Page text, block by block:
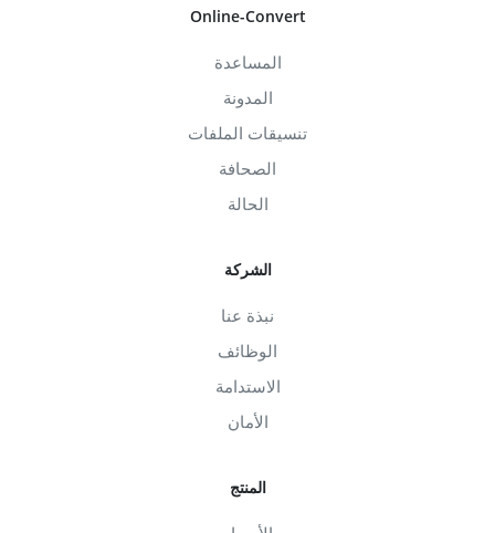
Online-Convert
المساعدة
المدونة
تنسيقات الملفات
الصحافة
الحالة
الشركة
نبذة عنا
الوظائف
الاستدامة
الأمان
المنتج